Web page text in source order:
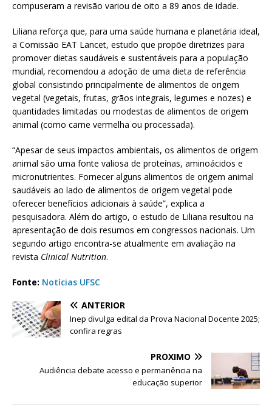
compuseram a revisão variou de oito a 89 anos de idade.
Liliana reforça que, para uma saúde humana e planetária ideal,
a Comissão EAT Lancet, estudo que propõe diretrizes para
promover dietas saudáveis e sustentáveis para a população
mundial, recomendou a adoção de uma dieta de referência
global consistindo principalmente de alimentos de origem
vegetal (vegetais, frutas, grãos integrais, legumes e nozes) e
quantidades limitadas ou modestas de alimentos de origem
animal (como carne vermelha ou processada).
“Apesar de seus impactos ambientais, os alimentos de origem
animal são uma fonte valiosa de proteínas, aminoácidos e
micronutrientes. Fornecer alguns alimentos de origem animal
saudáveis ao lado de alimentos de origem vegetal pode
oferecer benefícios adicionais à saúde”, explica a
pesquisadora. Além do artigo, o estudo de Liliana resultou na
apresentação de dois resumos em congressos nacionais. Um
segundo artigo encontra-se atualmente em avaliação na
revista Clinical Nutrition.
Fonte: Notícias UFSC
ANTERIOR
Inep divulga edital da Prova Nacional Docente 2025;
confira regras
PRÓXIMO
Audiência debate acesso e permanência na
educação superior